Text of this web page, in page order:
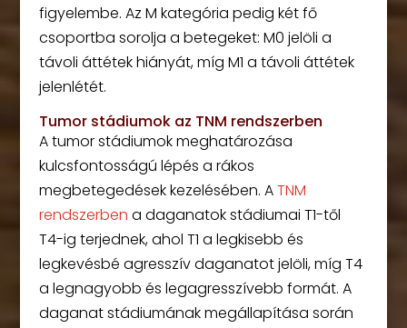
figyelembe. Az M kategória pedig két fő
csoportba sorolja a betegeket: M0 jelöli a
távoli áttétek hiányát, míg M1 a távoli áttétek
jelenlétét.
Tumor stádiumok az TNM rendszerben
A tumor stádiumok meghatározása
kulcsfontosságú lépés a rákos
megbetegedések kezelésében. ATNM
rendszerben a daganatok stádiumai T1-től
T4-ig terjednek, ahol T1 a legkisebb és
legkevésbé agresszív daganatot jelöli, míg T4
a legnagyobb és legagresszívebb formát. A
daganat stádiumának megállapítása során